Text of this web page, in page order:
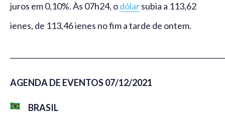
juros em 0,10%. Às 07h24, odólarsubia a 113,62
ienes, de 113,46 ienes no fim a tarde de ontem.
AGENDA DE EVENTOS 07/12/2021
BRASIL